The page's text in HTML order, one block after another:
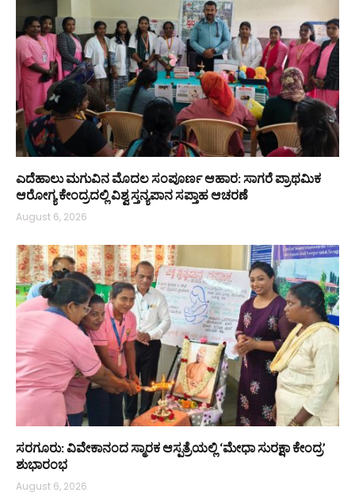
ಎದೆಹಾಲು ಮಗುವಿನ ಮೊದಲ ಸಂಪೂರ್ಣ ಆಹಾರ: ಸಾಗರೆ ಪ್ರಾಥಮಿಕ
ಆರೋಗ್ಯ ಕೇಂದ್ರದಲ್ಲಿ ವಿಶ್ವ ಸ್ತನ್ಯಪಾನ ಸಪ್ತಾಹ ಆಚರಣೆ
August 6, 2026
ಸರಗೂರು: ವಿವೇಕಾನಂದ ಸ್ಮಾರಕ ಆಸ್ಪತ್ರೆಯಲ್ಲಿ ‘ಮೇಧಾ ಸುರಕ್ಷಾ ಕೇಂದ್ರ’
ಶುಭಾರಂಭ
August 6, 2026